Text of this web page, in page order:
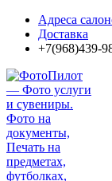
Адреса
Доставка
+7(968)439-